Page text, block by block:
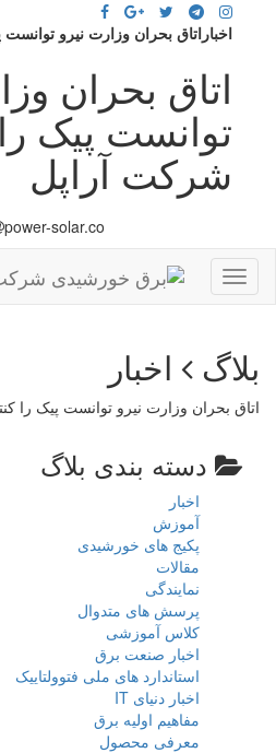
اخباراتاق بحران وزارت نیرو توانست
اتاق بحران
توانست پیک
شرکت آراپل
power-solar.co
Toggle
navigation
بلاگ اخبار
اتاق بحران وزارت نیرو توانست پیک را
دسته بندی بلاگ
اخبار
آموزش
پکیج های خورشیدی
مقالات
نمایندگی
پرسش های متدوال
کلاس آموزشی
اخبار صنعت برق
استاندارد های ملی فتوولتاییک
اخبار دنیای IT
مفاهیم اولیه برق
معرفی محصول